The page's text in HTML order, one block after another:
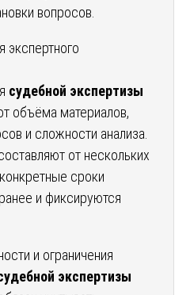
вопросов.
экспертного
судебной экспертизы
объёма материалов,
и сложности анализа.
от нескольких
сроки
и фиксируются
и ограничения
экспертизы